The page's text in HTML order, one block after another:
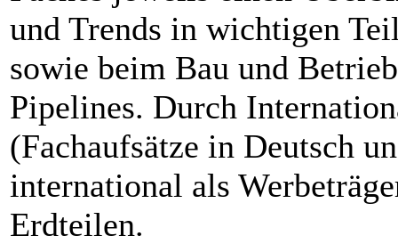
und Trends in wichtigen
sowie beim Bau und
Pipelines. Durch
(Fachaufsätze in Deutsch
international als
Erdteilen.